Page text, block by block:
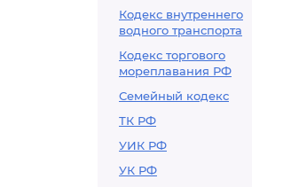
Кодекс внутреннего
водного транспорта
Кодекс торгового
мореплавания РФ
Семейный кодекс
ТК РФ
УИК РФ
УК РФ